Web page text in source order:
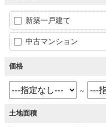
新築一戸建て
中古マンション
価格
～
土地面積